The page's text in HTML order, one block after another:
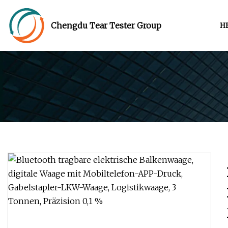
Chengdu Tear Tester Group